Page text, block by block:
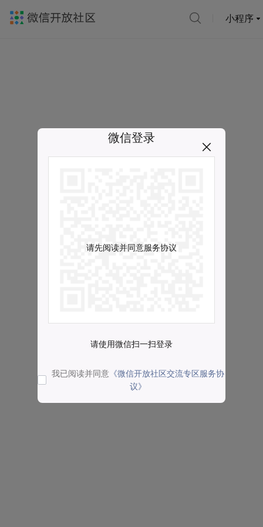
小程序
微信登录
请先阅读并同意服务协议
请使用微信扫一扫登录
我已阅读并同意 《微信开放社区交流专区服务协
议》